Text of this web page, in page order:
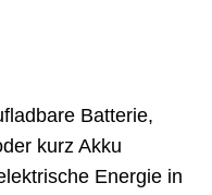
Batterie,
kurz Akku
Energie in